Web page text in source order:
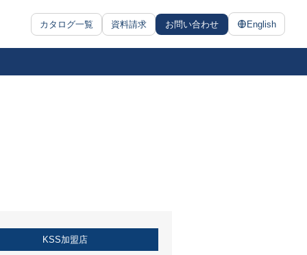
カタログ一覧 資料請求 お問い合わせ English
KSS加盟店